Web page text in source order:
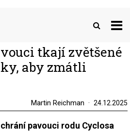
tkají zvětšené
aby zmátli
Martin Reichman 24.12.2025
pavouci rodu Cyclosa